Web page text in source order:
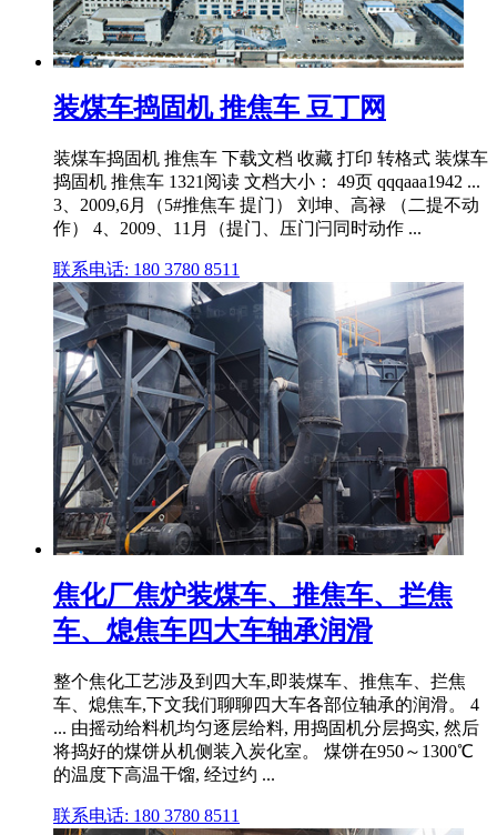
装煤车捣固机 推焦车 豆丁网
装煤车捣固机 推焦车 下载文档 收藏 打印 转格式 装煤车
捣固机 推焦车 1321阅读 文档大小： 49页 qqqaaa1942 ...
3、2009,6月（5#推焦车 提门） 刘坤、高禄 （二提不动
作） 4、2009、11月（提门、压门闩同时动作 ...
联系电话: 180 3780 8511
焦化厂焦炉装煤车、推焦车、拦焦
车、熄焦车四大车轴承润滑
整个焦化工艺涉及到四大车,即装煤车、推焦车、拦焦
车、熄焦车,下文我们聊聊四大车各部位轴承的润滑。 4
... 由摇动给料机均匀逐层给料, 用捣固机分层捣实, 然后
将捣好的煤饼从机侧装入炭化室。 煤饼在950～1300℃
的温度下高温干馏, 经过约 ...
联系电话: 180 3780 8511